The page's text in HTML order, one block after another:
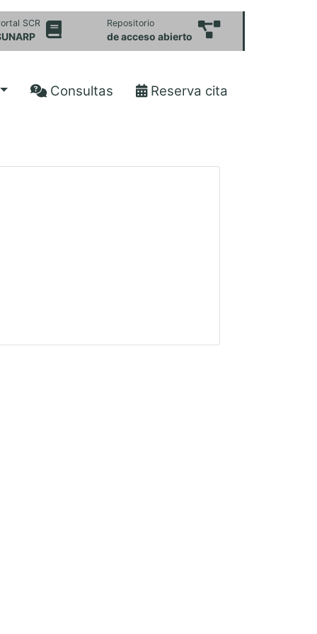
SCR Repositorio
de acceso abierto
Consultas Reserva cita